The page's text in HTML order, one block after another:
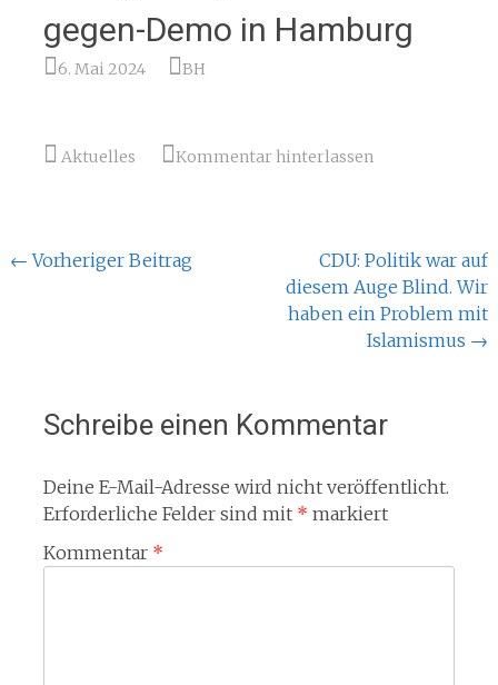
gegen-Demo in Hamburg
6. Mai 2024 BH
Aktuelles Kommentar hinterlassen
Beitragsnavigation
← Vorheriger Beitrag
CDU: Politik war auf
diesem Auge Blind. Wir
haben ein Problem mit
Islamismus →
Schreibe einen Kommentar
Deine E-Mail-Adresse wird nicht veröffentlicht.
Erforderliche Felder sind mit * markiert
Kommentar *